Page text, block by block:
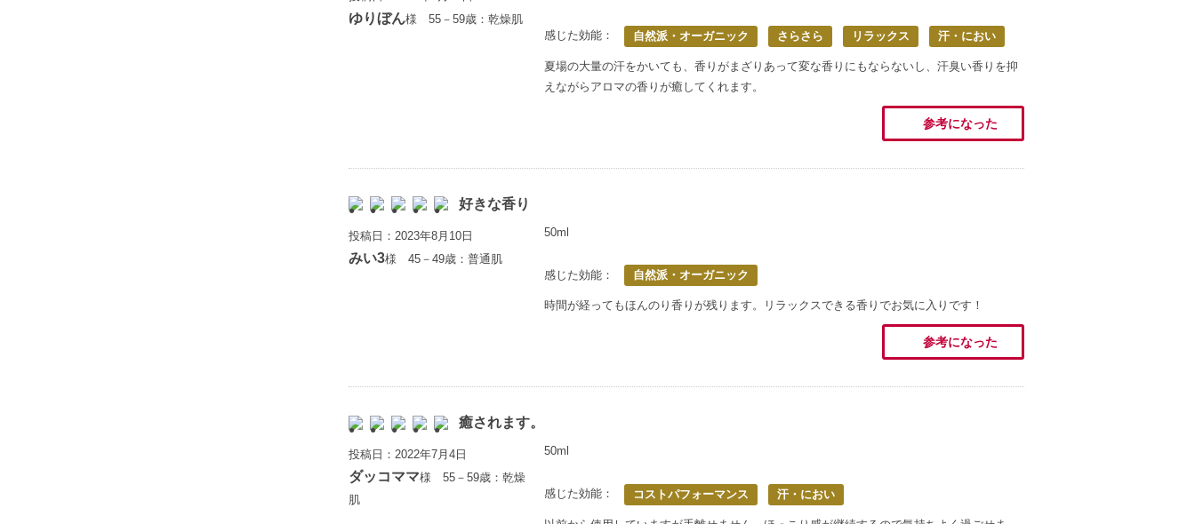
ゆりぼん様 55－59歳：乾燥肌
感じた効能： 自然派・オーガニック さらさら リラックス 汗・におい
夏場の大量の汗をかいても、香りがまざりあって変な香りにもならないし、汗臭い香りを抑
えながらアロマの香りが癒してくれます。
参考になった
好きな香り
投稿日：2023年8月10日
みい3様 45－49歳：普通肌
50ml
感じた効能： 自然派・オーガニック
時間が経ってもほんのり香りが残ります。リラックスできる香りでお気に入りです！
参考になった
癒されます。
投稿日：2022年7月4日
ダッコママ様 55－59歳：乾燥
肌
50ml
感じた効能： コストパフォーマンス 汗・におい